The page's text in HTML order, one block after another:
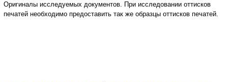
Оригиналы исследуемых документов. При исследовании оттисков
печатей необходимо предоставить так же образцы оттисков печатей.